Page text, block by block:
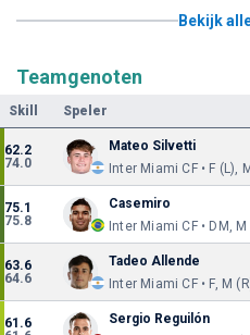
Bekijk
Teamgenoten
Skill Speler
62.2
74.0
Mateo Silvetti
Inter Miami CF • F (L),
75.1
75.8
Casemiro
Inter Miami CF • DM, M
63.6
64.6
Tadeo Allende
Inter Miami CF • F, M
61.6
Sergio Reguilón